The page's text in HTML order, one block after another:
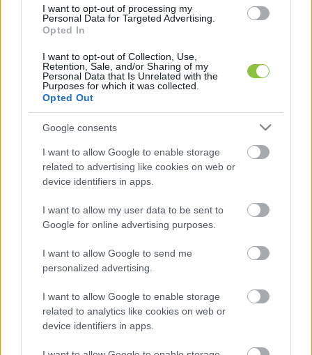
I want to opt-out of processing my
Personal Data for Targeted Advertising.
Opted In
I want to opt-out of Collection, Use,
Retention, Sale, and/or Sharing of my
Personal Data that Is Unrelated with the
Purposes for which it was collected.
Opted Out
Google consents
I want to allow Google to enable storage
related to advertising like cookies on web or
device identifiers in apps.
I want to allow my user data to be sent to
Google for online advertising purposes.
I want to allow Google to send me
personalized advertising.
I want to allow Google to enable storage
related to analytics like cookies on web or
device identifiers in apps.
Von der Leyennel, miként lehet rendezni az
Erasmus+ körüli vitát. A konfliktus következtében
magyar diákok ezrei szorultak ki a külföldi
csereprogramokból, miután az egyetemeket
magánalapítványokba szervezték ki.
Magyar Péter arról is beszélt, hogy rövidesen
Bizottság elnökének és António Costának, az
Európai Tanács elnökének Magyarország
csatlakozási szándékát az Európai
Ügyészséghez (EPPO) – a csatlakozás része a